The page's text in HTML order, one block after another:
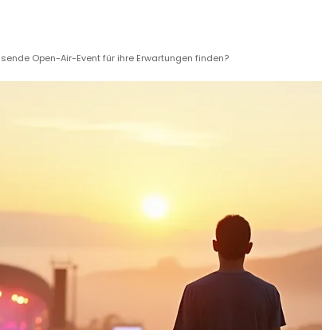
Open-Air-Event für ihre Erwartungen finden?